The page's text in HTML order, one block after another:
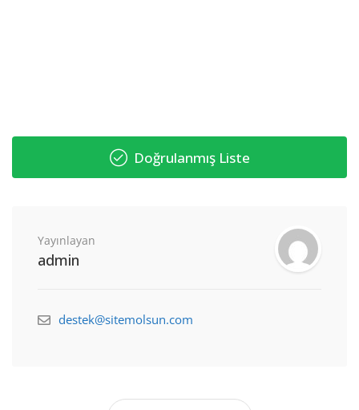
Doğrulanmış Liste
Yayınlayan
admin
destek@sitemolsun.com